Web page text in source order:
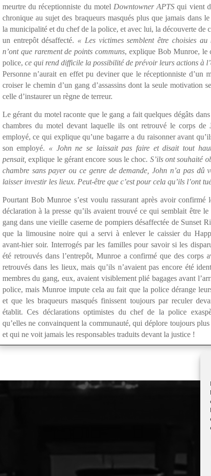
meurtre du réceptionniste du motel Downtowner APTS qui vient
chronique au sujet des braqueurs masqués plus que jamais dans
la municipalité et du chef de la police, et avec lui, la découverte de
un entrepôt désaffecté. « Les victimes semblent être choisies au
n’ont que rarement de points communs, explique Bob Munroe, le
police, ce qui rend difficile la possibilité de prévoir leurs actions à
Personne n’aurait en effet pu deviner que le réceptionniste d’un
croiser le chemin d’un gang d’assassins dont la seule motivation
celle d’instaurer un règne de terreur.
Le gérant du motel raconte que le gang a fait quelques dégâts dans
chambres du motel devant laquelle ils ont retrouvé le corps de
employé, ce qui explique qu’une bagarre a du raisonner avant
son employé. « John ne se laissait pas faire et disait tout
pensait,explique le gérant encore sous le choc. S’ils ont souhaité
chambre sans payer ou ce genre de demande, John n’a pas dû
laisser investir les lieux. Peut-être que c’est pour cela qu’ils l’ont
Pourtant Bob Munroe s’est voulu rassurant après avoir confirmé
déclaration à la presse qu’ils avaient trouvé ce qui semblait être le
gang dans une vieille caserne de pompiers désaffectée de Sunset
que la limousine noire qui a servi à enlever le caissier du
avant-hier soir. Interrogés par les familles pour savoir si les
été retrouvés dans l’entrepôt, Munroe a confirmé que des corps
retrouvés dans les lieux, mais qu’ils n’avaient pas encore été
membres du gang, eux, avaient visiblement plié bagages avant
police, mais Munroe impute cela au fait que la police dérange
et que les braqueurs masqués finissent toujours par reculer
établit. Ces déclarations optimistes du chef de la police
qu’elles ne convainquent la communauté, qui déplore toujours plus
et qui ne voit jamais les responsables traduits devant la justice !